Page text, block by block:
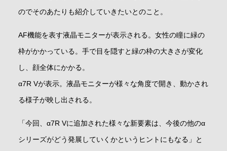
のでそのあたりも紹介していきたいとのこと。
AF機能を表す液晶モニターが表示される。女性の瞳に緑の
枠がかかっている。手で目を隠すと緑の枠の大きさが変化
し、顔全体にかかる。
α7R Vが表示。液晶モニターが様々な角度で開き、動かされ
る様子が映し出される。
「今回、α7R Vに追加された様々な新要素は、今後の他のα
シリーズがどう発展していくかというヒントにもなる」と